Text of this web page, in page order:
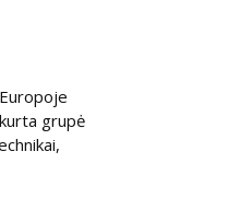
grupė